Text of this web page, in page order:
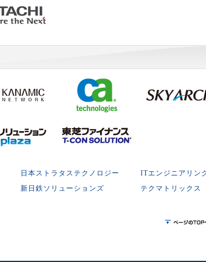
日本ストラタステクノロジー
ITエンジニアリン
新日鉄ソリューションズ
テクマトリックス